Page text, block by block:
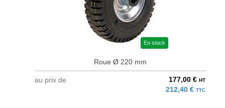
En stock
Roue Ø 220 mm
au prix de 177,00 € HT
212,40 € TTC